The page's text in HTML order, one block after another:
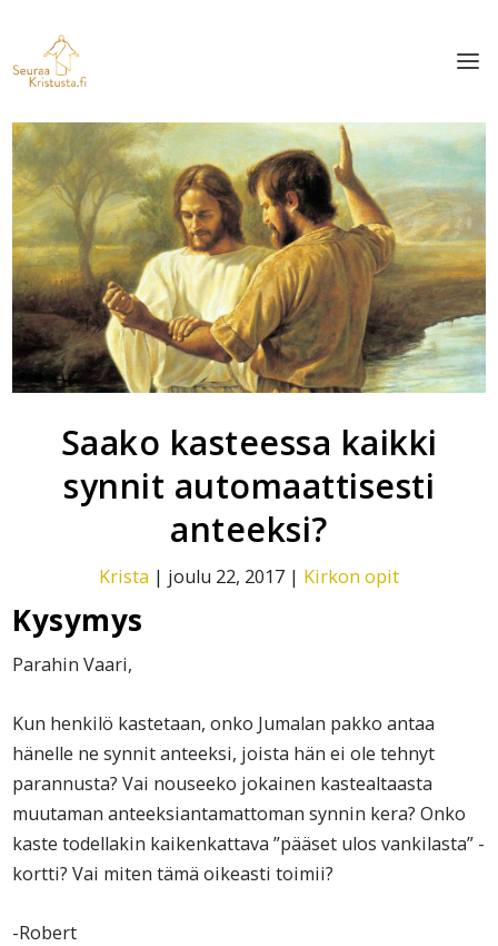
Saako kasteessa kaikki
synnit automaattisesti
anteeksi?
Krista | joulu 22, 2017 | Kirkon opit
Kysymys
Parahin Vaari,
Kun henkilö kastetaan, onko Jumalan pakko antaa
hänelle ne synnit anteeksi, joista hän ei ole tehnyt
parannusta? Vai nouseeko jokainen kastealtaasta
muutaman anteeksiantamattoman synnin kera? Onko
kaste todellakin kaikenkattava ”pääset ulos vankilasta” -
kortti? Vai miten tämä oikeasti toimii?
-Robert